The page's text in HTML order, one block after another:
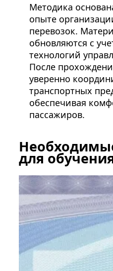
Методика
опыте
перевозок.
обновляются с
технологий
После
уверенно
транспортных
обеспечивая
пассажиров.
для